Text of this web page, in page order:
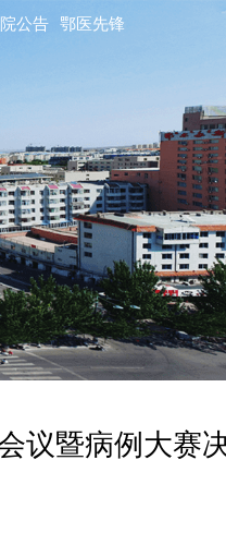
公告 鄂医先锋
议暨病例大赛